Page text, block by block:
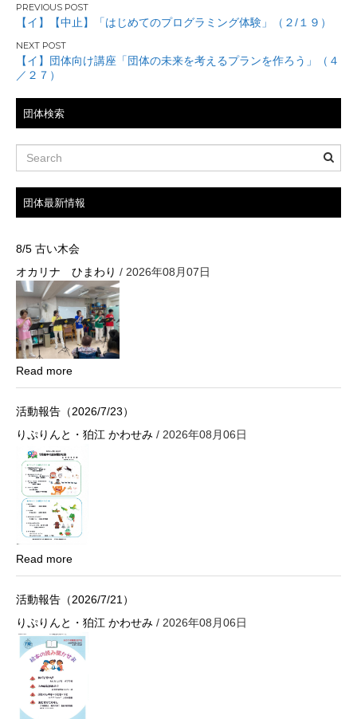
投
稿
ナ
ビ
ゲ
ー
シ
ン
【イ】【中止】「はじめてのプログラミング体験」（２/１９）
【イ】団体向け講座「団体の未来を考えるプランを作ろう」（４
／２７）
団体検索
団体最新情報
8/5 古い木会
オカリナ ひまわり / 2026年08月07日
Read more
活動報告（2026/7/23）
りぷりんと・狛江 かわせみ / 2026年08月06日
Read more
活動報告（2026/7/21）
りぷりんと・狛江 かわせみ / 2026年08月06日